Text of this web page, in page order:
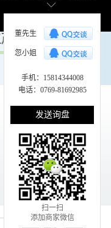
董先生
忽小姐
手机：15814344008
电话：0769-81692985
发送询盘
扫一扫
添加商家微信